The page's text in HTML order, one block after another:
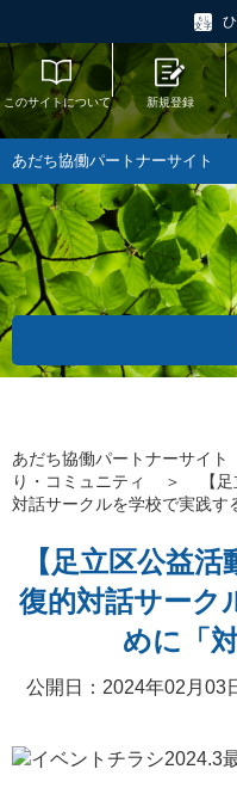
このサイトについて 新規登録
あだち協働パートナーサイト
あだち協働パートナーサイト
り・コミュニティ
＞
【
対話サークルを学校で実践す
【足立区公益
復的対話サーク
めに「
公開日：2024年02月